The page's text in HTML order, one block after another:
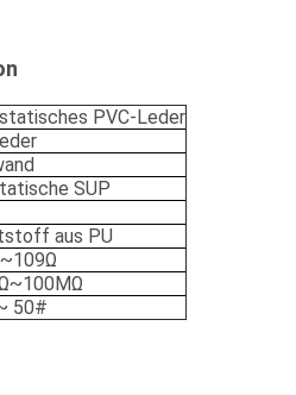
PVC-Leder
SUP
aus PU
50#